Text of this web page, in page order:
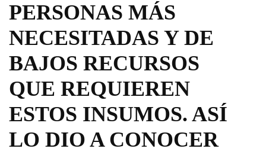
PERSONAS MÁS
NECESITADAS Y DE
BAJOS RECURSOS
QUE REQUIEREN
ESTOS INSUMOS. ASÍ
LO DIO A CONOCER